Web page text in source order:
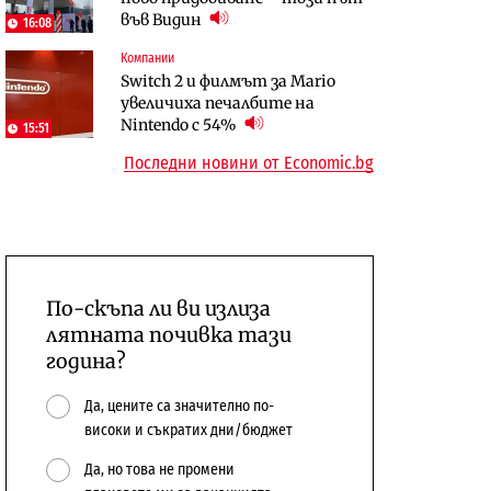
16:08
във Видин
15:51
Компании
Switch 2 и филмът за Mario
увеличиха печалбите на
Nintendo с 54%
откажат напълно от Google
Публични финанси
Общините вече зависят от
централната власт за 75% от
население и все повече сгради
Компании
А1 отново е лидер при
технологичните компании и
Последни новини от Economic.bg
По-скъпа ли ви излиза
лятната почивка тази
година?
Да, цените са значително по-
високи и съкратих дни/бюджет
Да, но това не промени